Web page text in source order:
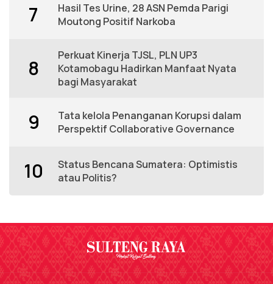
7
Hasil Tes Urine, 28 ASN Pemda Parigi
Moutong Positif Narkoba
8
Perkuat Kinerja TJSL, PLN UP3
Kotamobagu Hadirkan Manfaat Nyata
bagi Masyarakat
9
Tata kelola Penanganan Korupsi dalam
Perspektif Collaborative Governance
10
Status Bencana Sumatera: Optimistis
atau Politis?